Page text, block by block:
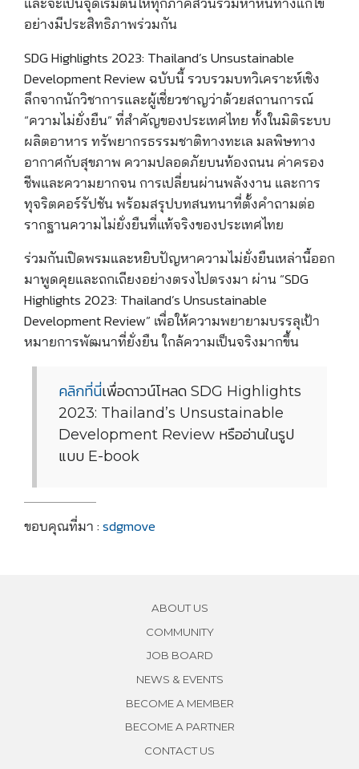
อย่างมีประสิทธิภาพร่วมกัน
SDG Highlights 2023: Thailand’s Unsustainable
Development Review ฉบับนี้ รวบรวมบทวิเคราะห์เชิง
ลึกจากนักวิชาการและผู้เชี่ยวชาญว่าด้วยสถานการณ์
“ความไม่ยั่งยืน” ที่สำคัญของประเทศไทย ทั้งในมิติระบบ
ผลิตอาหาร ทรัพยากรธรรมชาติทางทะเล มลพิษทาง
อากาศกับสุขภาพ ความปลอดภัยบนท้องถนน ค่าครอง
ชีพและความยากจน การเปลี่ยนผ่านพลังงาน และการ
ทุจริตคอร์รัปชัน พร้อมสรุปบทสนทนาที่ตั้งคำถามต่อ
รากฐานความไม่ยั่งยืนที่แท้จริงของประเทศไทย
ร่วมกันเปิดพรมและหยิบปัญหาความไม่ยั่งยืนเหล่านี้ออก
มาพูดคุยและถกเถียงอย่างตรงไปตรงมา ผ่าน “SDG
Highlights 2023: Thailand’s Unsustainable
Development Review” เพื่อให้ความพยายามบรรลุเป้า
หมายการพัฒนาที่ยั่งยืน ใกล้ความเป็นจริงมากขึ้น
คลิกที่นี่เพื่อดาวน์โหลด SDG Highlights
2023: Thailand’s Unsustainable
Development Review หรืออ่านในรูป
แบบ E-book
ขอบคุณที่มา :sdgmove
ABOUT US
COMMUNITY
JOB BOARD
NEWS & EVENTS
BECOME A MEMBER
BECOME A PARTNER
CONTACT US